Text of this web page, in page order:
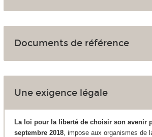
Documents de référence
Une exigence légale
La loi pour la liberté de choisir son avenir
septembre 2018, impose aux organismes de